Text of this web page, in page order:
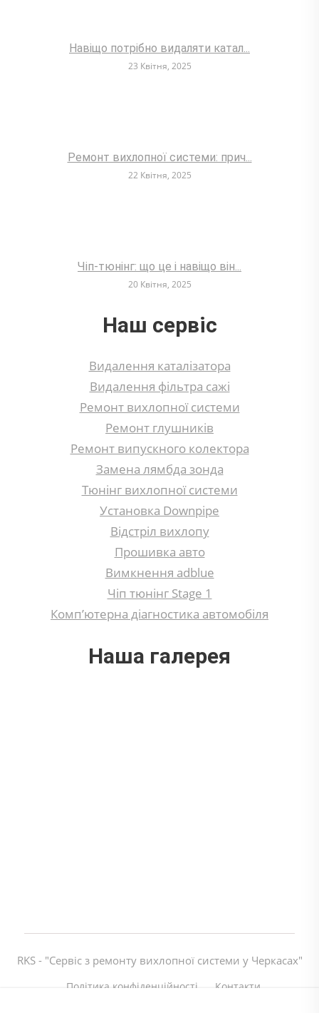
Навіщо потрібно видаляти катал...
23 Квітня, 2025
Ремонт вихлопної системи: прич...
22 Квітня, 2025
Чіп-тюнінг: що це і навіщо він...
20 Квітня, 2025
Наш сервіс
Видалення каталізатора
Видалення фільтра сажі
Ремонт вихлопної системи
Ремонт глушників
Ремонт випускного колектора
Замена лямбда зонда
Тюнінг вихлопної системи
Установка Downpipe
Відстріл вихлопу
Прошивка авто
Вимкнення adblue
Чіп тюнінг Stage 1
Комп’ютерна діагностика автомобіля
Наша галерея
RKS - "Сервіс з ремонту вихлопної системи у Черкасах"
Політика конфіденційності Контакти